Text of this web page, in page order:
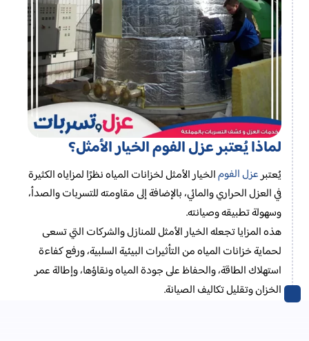
لماذا يُعتبر عزل الفوم الخيار الأمثل؟
يُعتبرعزل الفومالخيار الأمثل لخزانات المياه نظرًا لمزاياه الكثيرة
في العزل الحراري والمائي، بالإضافة إلى مقاومته للتسربات والصدأ،
وسهولة تطبيقه وصيانته.
هذه المزايا تجعله الخيار الأمثل للمنازل والشركات التي تسعى
لحماية خزانات المياه من التأثيرات البيئية السلبية، ورفع كفاءة
استهلاك الطاقة، والحفاظ على جودة المياه ونقاؤها، وإطالة عمر
الخزان وتقليل تكاليف الصيانة.